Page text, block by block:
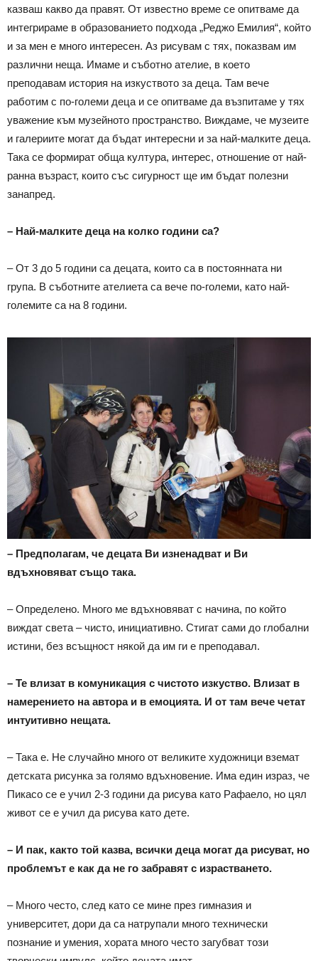
казваш какво да правят. От известно време се опитваме да
интегрираме в образованието подхода „Реджо Емилия“, който
и за мен е много интересен. Аз рисувам с тях, показвам им
различни неща. Имаме и съботно ателие, в което
преподавам история на изкуството за деца. Там вече
работим с по-големи деца и се опитваме да възпитаме у тях
уважение към музейното пространство. Виждаме, че музеите
и галериите могат да бъдат интересни и за най-малките деца.
Така се формират обща култура, интерес, отношение от най-
ранна възраст, които със сигурност ще им бъдат полезни
занапред.
– Най-малките деца на колко години са?
– От 3 до 5 години са децата, които са в постоянната ни
група. В съботните ателиета са вече по-големи, като най-
големите са на 8 години.
– Предполагам, че децата Ви изненадват и Ви
вдъхновяват също така.
– Определено. Много ме вдъхновяват с начина, по който
виждат света – чисто, инициативно. Стигат сами до глобални
истини, без всъщност някой да им ги е преподавал.
– Те влизат в комуникация с чистото изкуство. Влизат в
намерението на автора и в емоцията. И от там вече четат
интуитивно нещата.
– Така е. Не случайно много от великите художници вземат
детската рисунка за голямо вдъхновение. Има един израз, че
Пикасо се е учил 2-3 години да рисува като Рафаело, но цял
живот се е учил да рисува като дете.
– И пак, както той казва, всички деца могат да рисуват, но
проблемът е как да не го забравят с израстването.
– Много често, след като се мине през гимназия и
университет, дори да са натрупали много технически
познание и умения, хората много често загубват този